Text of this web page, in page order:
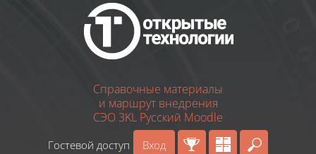
Перейти к основному содержанию
Справочные материалы
и маршрут внедрения
СЭО 3KL Русский Moodle
Гостевой доступ Вход